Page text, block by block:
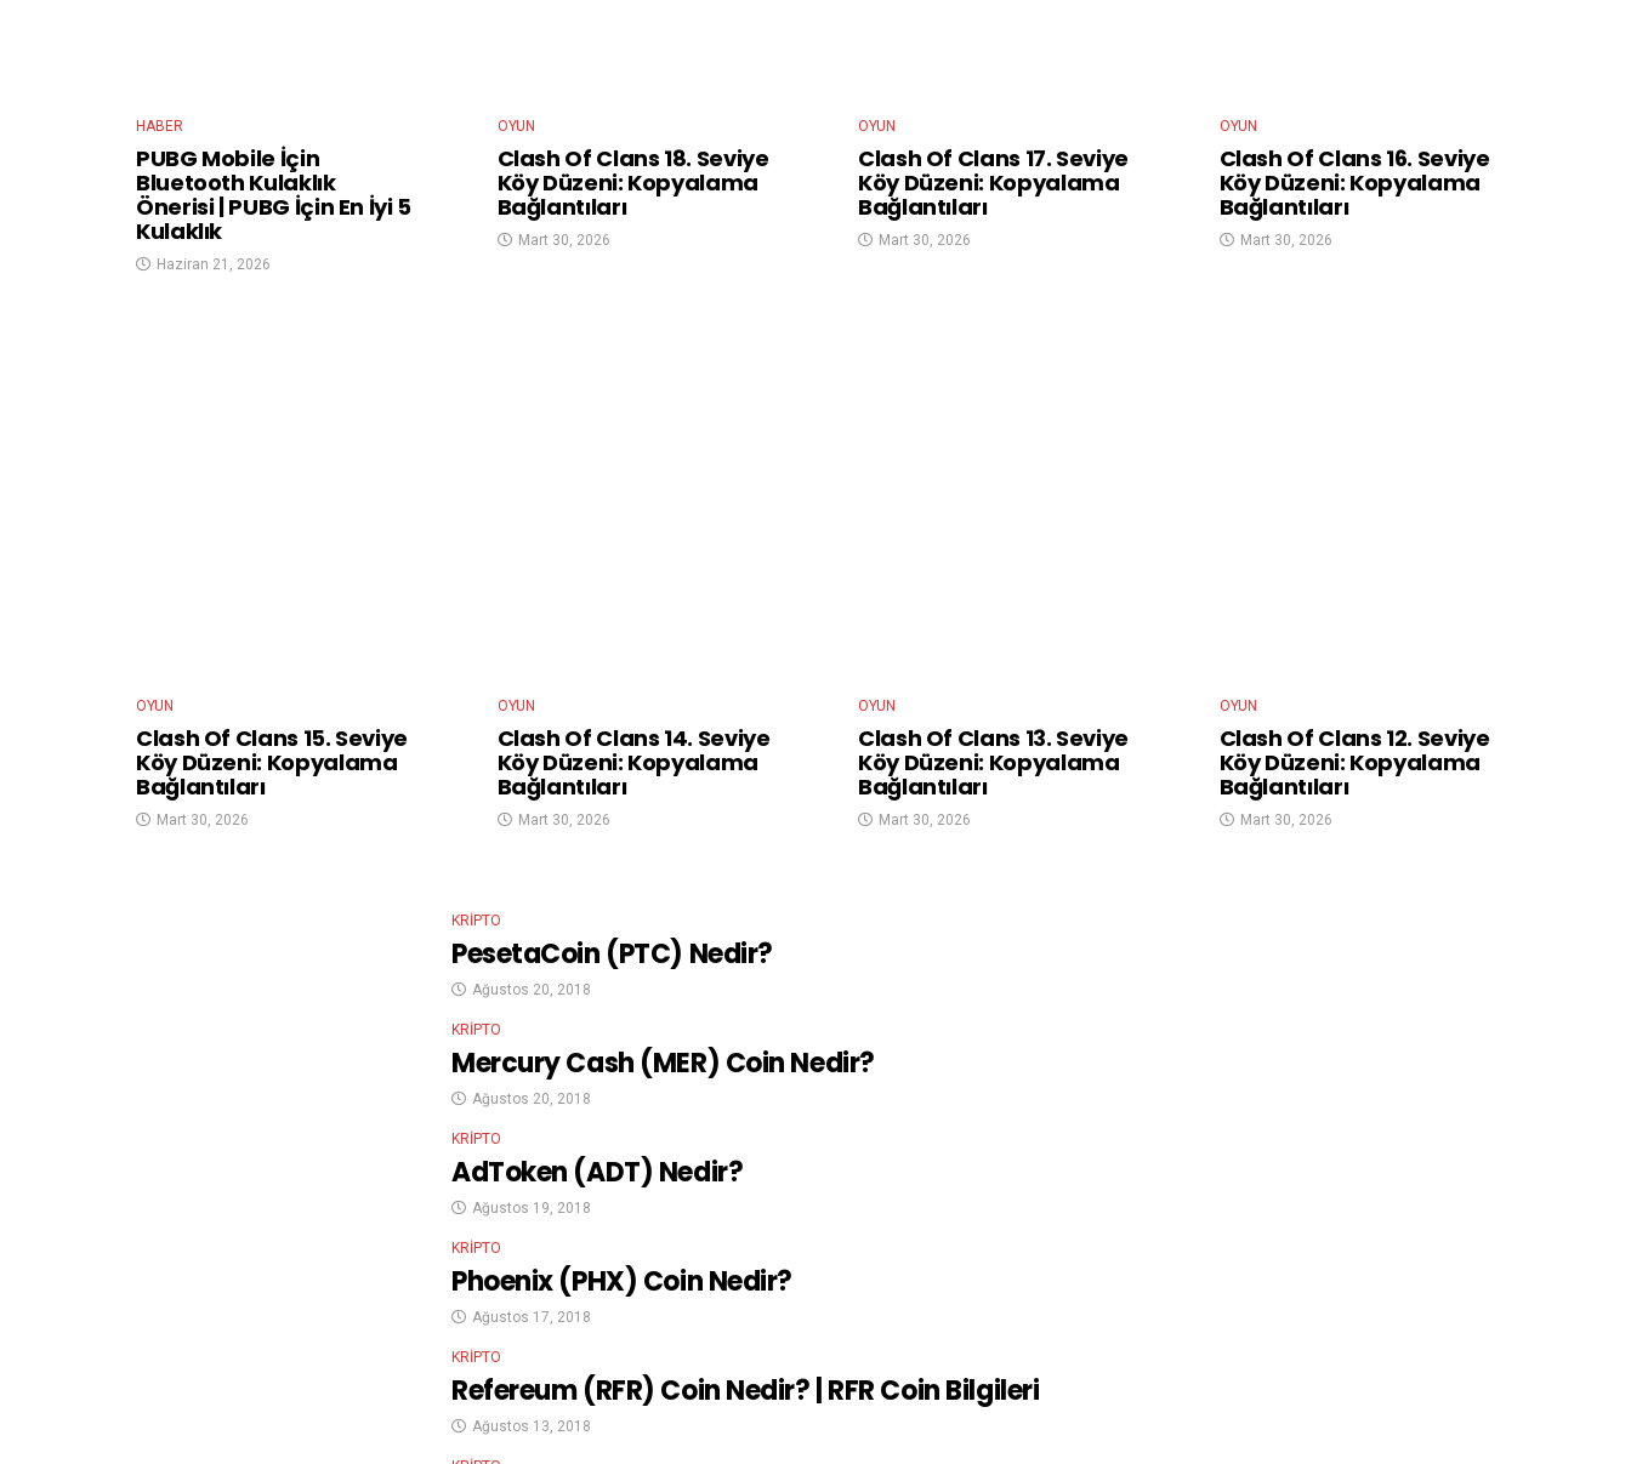
HABER
PUBG Mobile İçin
Bluetooth Kulaklık
Önerisi | PUBG İçin En İyi 5
Kulaklık
Haziran 21, 2026
OYUN
Clash Of Clans 18. Seviye
Köy Düzeni: Kopyalama
Bağlantıları
Mart 30, 2026
OYUN
Clash Of Clans 17. Seviye
Köy Düzeni: Kopyalama
Bağlantıları
Mart 30, 2026
OYUN
Clash Of Clans 16. Seviye
Köy Düzeni: Kopyalama
Bağlantıları
Mart 30, 2026
OYUN
Clash Of Clans 15. Seviye
Köy Düzeni: Kopyalama
Bağlantıları
Mart 30, 2026
OYUN
Clash Of Clans 14. Seviye
Köy Düzeni: Kopyalama
Bağlantıları
Mart 30, 2026
OYUN
Clash Of Clans 13. Seviye
Köy Düzeni: Kopyalama
Bağlantıları
Mart 30, 2026
OYUN
Clash Of Clans 12. Seviye
Köy Düzeni: Kopyalama
Bağlantıları
Mart 30, 2026
KRIPTO
PesetaCoin (PTC) Nedir?
Ağustos 20, 2018
KRIPTO
Mercury Cash (MER) Coin Nedir?
Ağustos 20, 2018
KRIPTO
AdToken (ADT) Nedir?
Ağustos 19, 2018
KRIPTO
Phoenix (PHX) Coin Nedir?
Ağustos 17, 2018
KRIPTO
Refereum (RFR) Coin Nedir? | RFR Coin Bilgileri
Ağustos 13, 2018